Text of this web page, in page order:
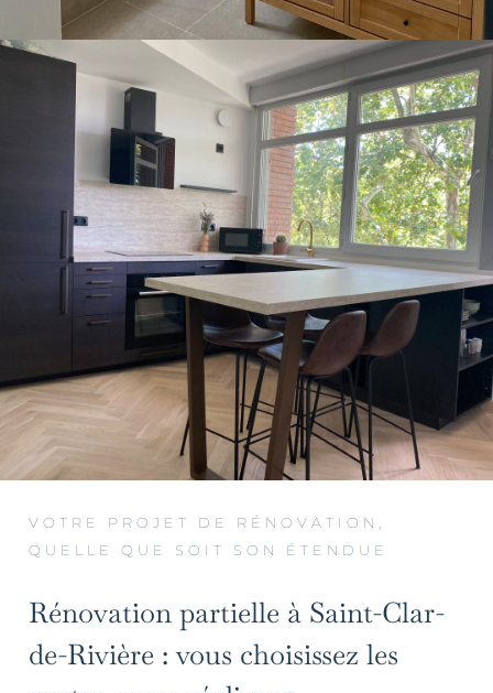
VOTRE PROJET DE RÉNOVATION,
QUELLE QUE SOIT SON ÉTENDUE
Rénovation partielle à Saint-Clar-
de-Rivière : vous choisissez les